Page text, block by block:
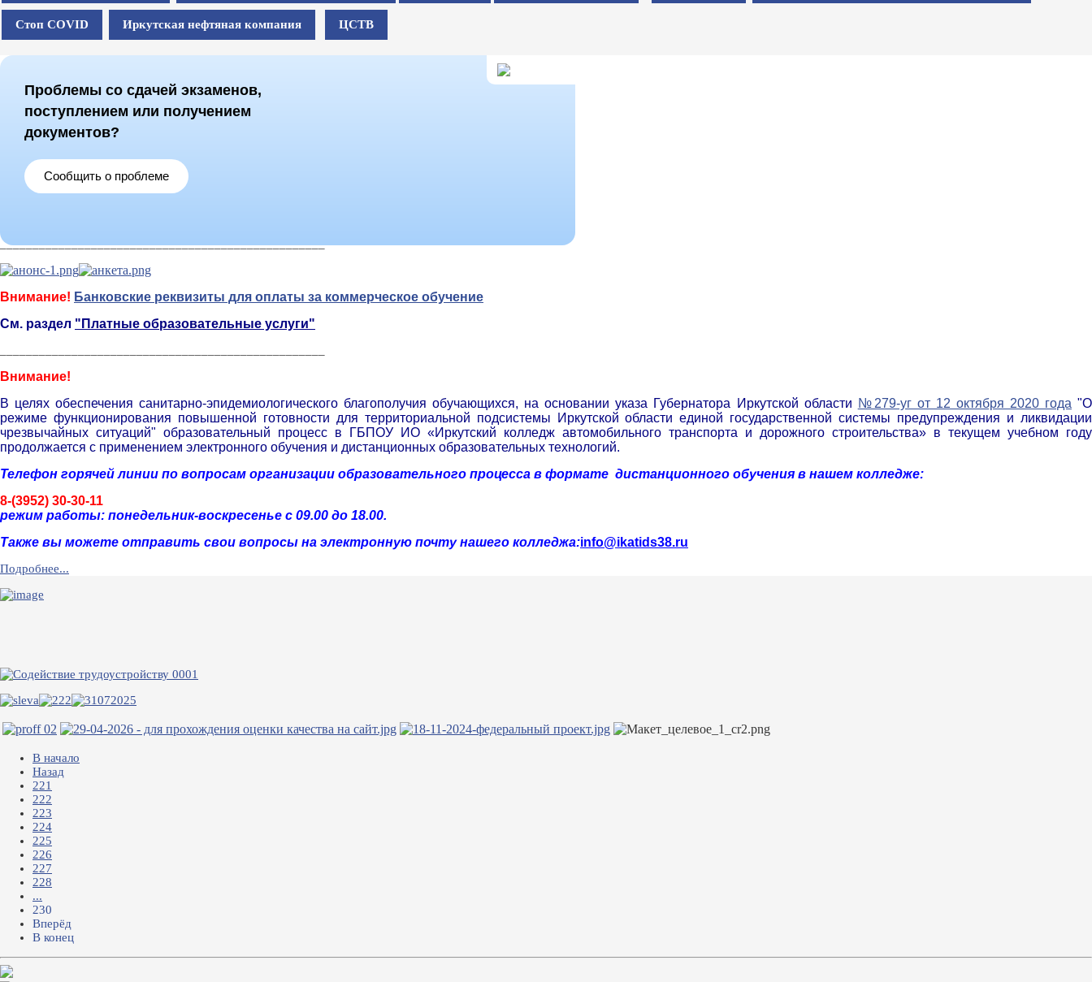
Стоп COVID Иркутская нефтяная компания ЦСТВ
Проблемы со сдачей экзаменов,
поступлением или получением
документов?
Сообщить о проблеме
__________________________________________________
Внимание! Банковские реквизиты для оплаты за коммерческое обучение
См. раздел "Платные образовательные услуги"
Внимание!
В целях обеспечения санитарно-эпидемиологического благополучия обучающихся, на основании указа Губернатора Иркутской области №279-уг от 12 октября 2020 года "О
режиме функционирования повышенной готовности для территориальной подсистемы Иркутской области единой государственной системы предупреждения и ликвидации
чрезвычайных ситуаций" образовательный процесс в ГБПОУ ИО «Иркутский колледж автомобильного транспорта и дорожного строительства» в текущем учебном году
продолжается с применением электронного обучения и дистанционных образовательных технологий.
Телефон горячей линии по вопросам организации образовательного процесса в формате дистанционного обучения в нашем колледже:
8-(3952) 30-30-11
режим работы: понедельник-воскресенье с 09.00 до 18.00.
Также вы можете отправить свои вопросы на электронную почту нашего колледжа:info@ikatids38.ru
Подробнее...
В начало
Назад
221
222
223
224
225
226
227
228
...
230
Вперёд
В конец